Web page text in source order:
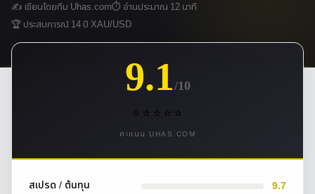
✍ เขียนโดยทีม Uhas.com⏱ อ่านประมาณ 12 นาที
🏆 ประสบการณ์ 14 ปี XAU/USD
9.1/10
⭐⭐⭐⭐⭐
คะแนน UHAS.COM
สเปรด / ต้นทุน 9.7